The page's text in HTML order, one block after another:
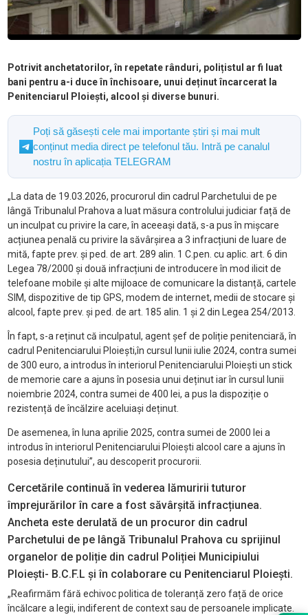
Potrivit anchetatorilor, în repetate rânduri, polițistul ar fi luat
bani pentru a-i duce în închisoare, unui deținut încarcerat la
Penitenciarul Ploiești, alcool și diverse bunuri.
Poți să găsești cele mai importante știri și mai mult
conținut media direct pe telefonul tău. Intră pe canalul
nostru în aplicația TELEGRAM
„La data de 19.03.2026, procurorul din cadrul Parchetului de pe
lângă Tribunalul Prahova a luat măsura controlului judiciar față de
un inculpat cu privire la care, în aceeași dată, s-a pus în mișcare
acțiunea penală cu privire la săvârșirea a 3 infracțiuni de luare de
mită, fapte prev. și ped. de art. 289 alin. 1 C.pen. cu aplic. art. 6 din
Legea 78/2000 și două infracțiuni de introducere în mod ilicit de
telefoane mobile și alte mijloace de comunicare la distanță, cartele
SIM, dispozitive de tip GPS, modem de internet, medii de stocare și
alcool, fapte prev. și ped. de art. 185 alin. 1 și 2 din Legea 254/2013.
În fapt, s-a reținut că inculpatul, agent șef de poliție penitenciară, în
cadrul Penitenciarului Ploieşti,în cursul lunii iulie 2024, contra sumei
de 300 euro, a introdus în interiorul Penitenciarului Ploiești un stick
de memorie care a ajuns în posesia unui deținut iar în cursul lunii
noiembrie 2024, contra sumei de 400 lei, a pus la dispoziție o
rezistență de încălzire aceluiași deținut.
De asemenea, în luna aprilie 2025, contra sumei de 2000 lei a
introdus în interiorul Penitenciarului Ploiești alcool care a ajuns în
posesia deținutului”, au descoperit procurorii.
Cercetările continuă în vederea lămuririi tuturor
împrejurărilor în care a fost săvârșită infracțiunea.
Ancheta este derulată de un procuror din cadrul
Parchetului de pe lângă Tribunalul Prahova cu sprijinul
organelor de poliție din cadrul Poliției Municipiului
Ploiești- B.C.F.L și în colaborare cu Penitenciarul Ploiești.
„Reafirmăm fără echivoc politica de toleranță zero față de orice
încălcare a legii, indiferent de context sau de persoanele implicate.